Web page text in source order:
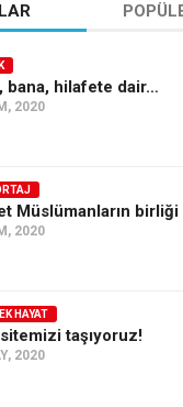
bana, hilafete dair…
2020
Müslümanların
2020
HAYAT
taşıyoruz!
2020